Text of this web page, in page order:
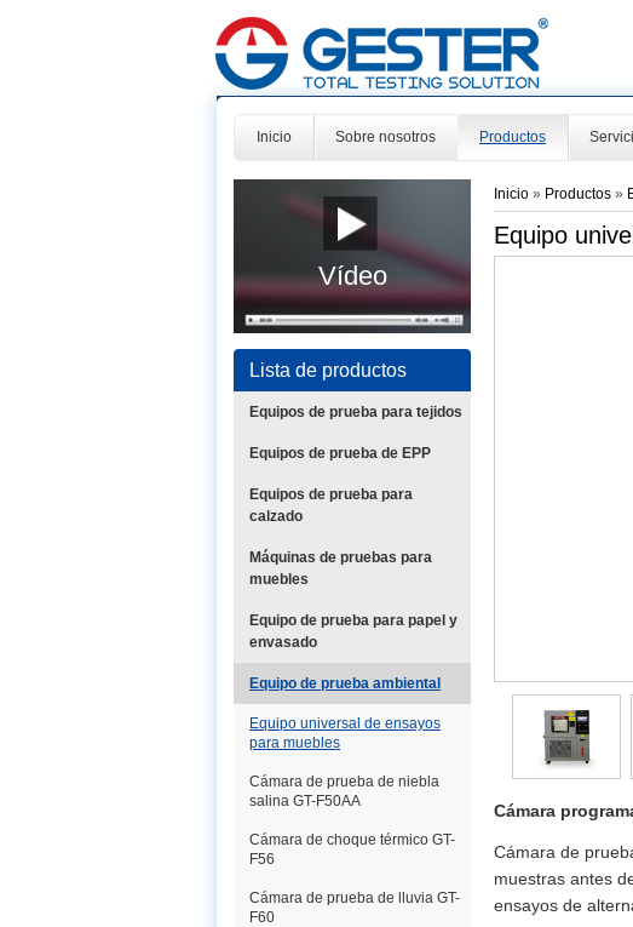
Inicio Sobre nosotros Productos
Vídeo
Lista de productos
Equipos de prueba para tejidos
Equipos de prueba de EPP
Equipos de prueba para
calzado
Máquinas de pruebas para
muebles
Equipo de prueba para papel y
envasado
Equipo de prueba ambiental
Equipo universal de ensayos
para muebles
Cámara de prueba de niebla
salina GT-F50AA
Cámara de choque térmico GT-
F56
Cámara de prueba de lluvia GT-
F60
Inicio » Productos »
Equipo
Cámara
Cámara de
muestras antes
ensayos de